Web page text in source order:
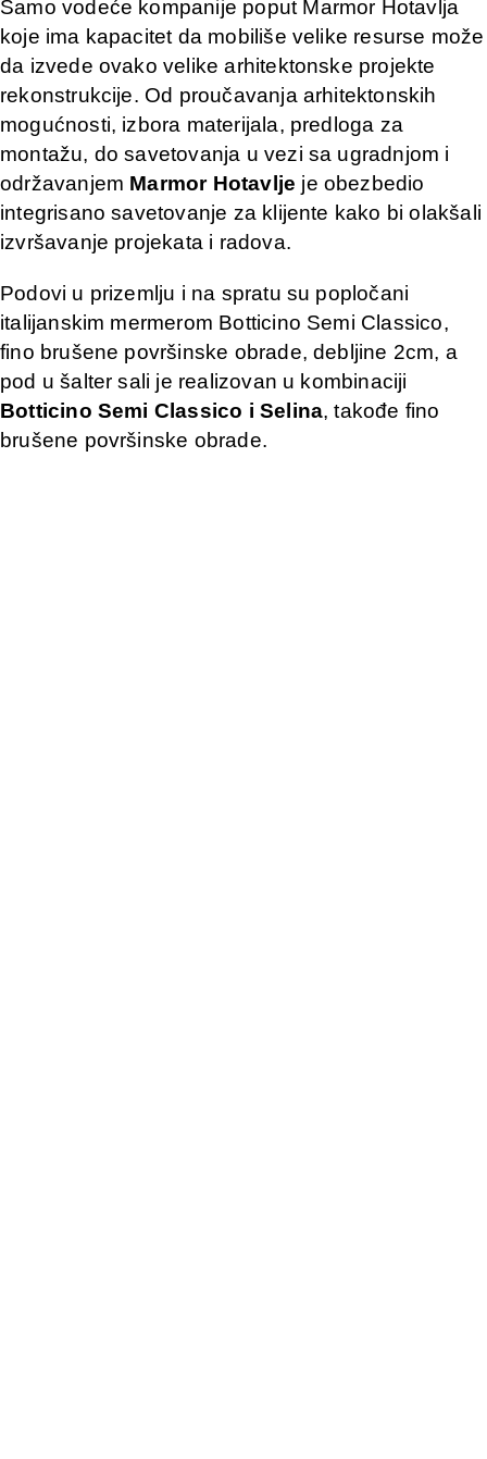
Samo vodeće kompanije poput Marmor Hotavlja
koje ima kapacitet da mobiliše velike resurse može
da izvede ovako velike arhitektonske projekte
rekonstrukcije. Od proučavanja arhitektonskih
mogućnosti, izbora materijala, predloga za
montažu, do savetovanja u vezi sa ugradnjom i
održavanjem Marmor Hotavlje je obezbedio
integrisano savetovanje za klijente kako bi olakšali
izvršavanje projekata i radova.
Podovi u prizemlju i na spratu su popločani
italijanskim mermerom Botticino Semi Classico,
fino brušene površinske obrade, debljine 2cm, a
pod u šalter sali je realizovan u kombinaciji
Botticino Semi Classico i Selina, takođe fino
brušene površinske obrade.